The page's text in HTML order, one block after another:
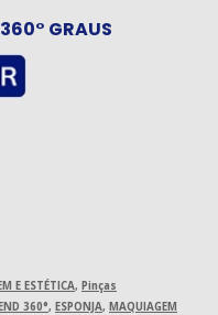
GRAUS
E ESTÉTICA, Pinças
360°, ESPONJA, MAQUIAGEM